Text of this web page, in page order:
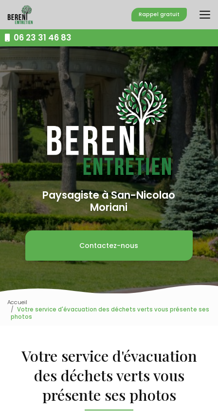
au
contenu
principal06 23 31 46 83
Rappel gratuit
Paysagiste à San-Nicolao
Moriani
Contactez-nous
Accueil
Votre service d'évacuation des déchets verts vous présente ses
photos
Votre service d'évacuation
des déchets verts vous
présente ses photos